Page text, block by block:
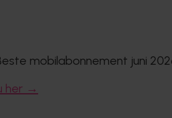
mobilabonnement juni
her →